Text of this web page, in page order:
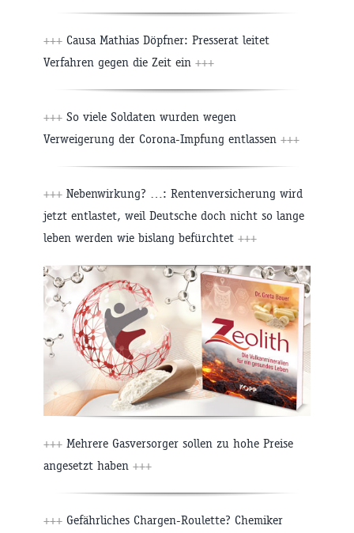
+++ Causa Mathias Döpfner: Presserat leitet
Verfahren gegen die Zeit ein +++
+++ So viele Soldaten wurden wegen
Verweigerung der Corona-Impfung entlassen +++
+++ Nebenwirkung? …: Rentenversicherung wird
jetzt entlastet, weil Deutsche doch nicht so lange
leben werden wie bislang befürchtet +++
+++ Mehrere Gasversorger sollen zu hohe Preise
angesetzt haben +++
+++ Gefährliches Chargen-Roulette? Chemiker